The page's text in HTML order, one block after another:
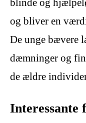
blinde og
og bliver en
De unge bævere
dæmninger og
de ældre
Interessante